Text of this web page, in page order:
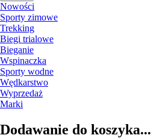
Nowości
Sporty zimowe
Trekking
Biegi trialowe
Bieganie
Wspinaczka
Sporty wodne
Wędkarstwo
Wyprzedaż
Marki
Dodawanie do koszyka...